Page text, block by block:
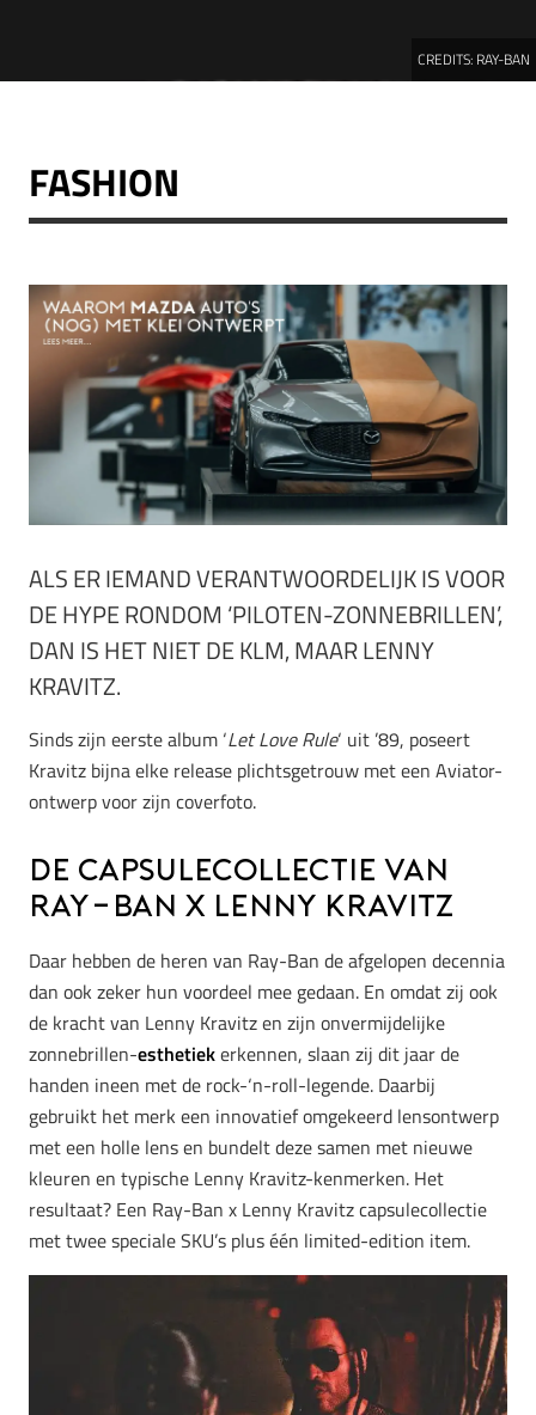
CREDITS: RAY-BAN
FASHION
ALS ER IEMAND VERANTWOORDELIJK IS VOOR
DE HYPE RONDOM ‘PILOTEN-ZONNEBRILLEN’,
DAN IS HET NIET DE KLM, MAAR LENNY
KRAVITZ.
Sinds zijn eerste album ‘Let Love Rule‘ uit ’89, poseert
Kravitz bijna elke release plichtsgetrouw met een Aviator-
ontwerp voor zijn coverfoto.
De capsulecollectie van
Ray-Ban x Lenny Kravitz
Daar hebben de heren van Ray-Ban de afgelopen decennia
dan ook zeker hun voordeel mee gedaan. En omdat zij ook
de kracht van Lenny Kravitz en zijn onvermijdelijke
zonnebrillen-esthetiekerkennen, slaan zij dit jaar de
handen ineen met de rock-‘n-roll-legende. Daarbij
gebruikt het merk een innovatief omgekeerd lensontwerp
met een holle lens en bundelt deze samen met nieuwe
kleuren en typische Lenny Kravitz-kenmerken. Het
resultaat? Een Ray-Ban x Lenny Kravitz capsulecollectie
met twee speciale SKU’s plus één limited-edition item.